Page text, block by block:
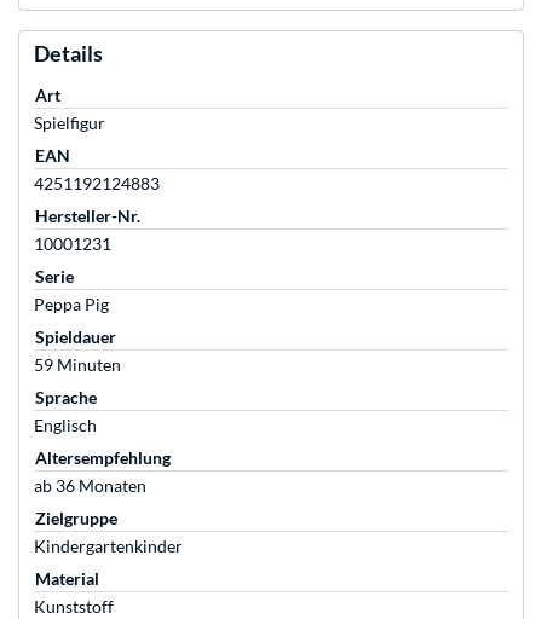
Details
Art
Spielfigur
EAN
4251192124883
Hersteller-Nr.
10001231
Serie
Peppa Pig
Spieldauer
59 Minuten
Sprache
Englisch
Altersempfehlung
ab 36 Monaten
Zielgruppe
Kindergartenkinder
Material
Kunststoff